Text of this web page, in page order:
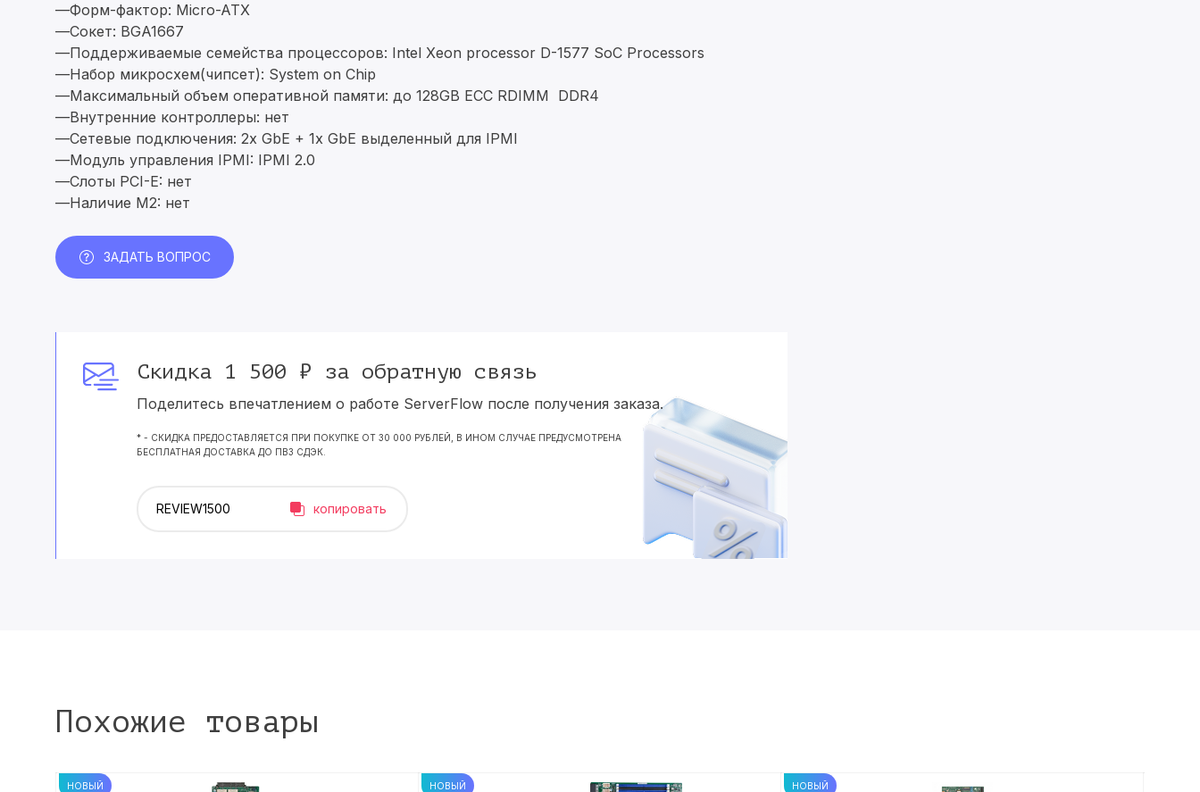
—Форм-фактор: Micro-ATX
—Сокет: BGA1667
—Поддерживаемые семейства процессоров: Intel Xeon processor D-1577 SoC Processors
—Набор микросхем(чипсет): System on Chip
—Максимальный объем оперативной памяти: до 128GB ECC RDIMM DDR4
—Внутренние контроллеры: нет
—Сетевые подключения: 2x GbE + 1x GbE выделенный для IPMI
—Модуль управления IPMI: IPMI 2.0
—Слоты PCI-E: нет
—Наличие M2: нет
ЗАДАТЬ ВОПРОС
Скидка 1 500 ₽ за обратную связь
Поделитесь впечатлением о работе ServerFlow после получения заказа.
* - СКИДКА ПРЕДОСТАВЛЯЕТСЯ ПРИ ПОКУПКЕ ОТ 30 000 РУБЛЕЙ, В ИНОМ СЛУЧАЕ ПРЕДУСМОТРЕНА
БЕСПЛАТНАЯ ДОСТАВКА ДО ПВЗ СДЭК.
копировать
Похожие товары
НОВЫЙ НОВЫЙ НОВЫЙ